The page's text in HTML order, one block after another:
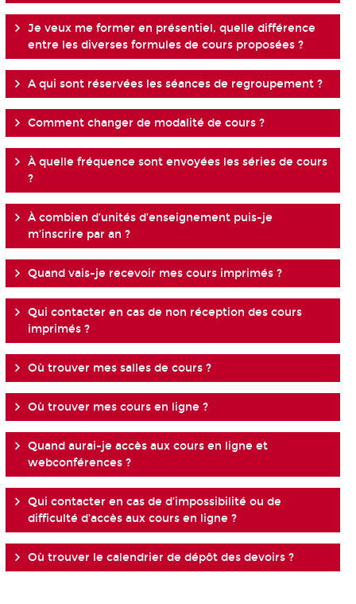
Je veux me former en présentiel, quelle différence
entre les diverses formules de cours proposées ?
A qui sont réservées les séances de regroupement ?
Comment changer de modalité de cours ?
À quelle fréquence sont envoyées les séries de cours
?
À combien d’unités d’enseignement puis-je
m’inscrire par an ?
Quand vais-je recevoir mes cours imprimés ?
Qui contacter en cas de non réception des cours
imprimés ?
Où trouver mes salles de cours ?
Où trouver mes cours en ligne ?
Quand aurai-je accès aux cours en ligne et
webconférences ?
Qui contacter en cas de d’impossibilité ou de
difficulté d’accès aux cours en ligne ?
Où trouver le calendrier de dépôt des devoirs ?